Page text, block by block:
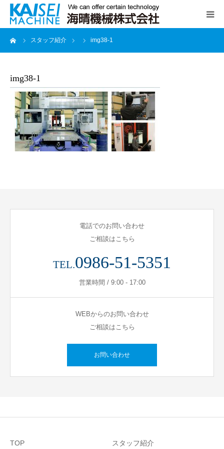
スタッフ紹介 img38-1
img38-1
電話でのお問い合わせ
ご相談はこちら
TEL.0986-51-5351
営業時間 / 9:00 - 17:00
WEBからのお問い合わせ
ご相談はこちら
お問い合わせ
TOP スタッフ紹介
TOP
海晴の強み
設備一覧